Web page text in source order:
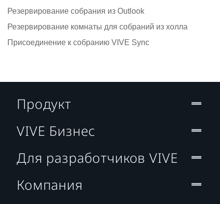
Резервирование собрания из Outlook
Резервирование комнаты для собраний из холла
Присоединение к собранию VIVE Sync
Продукт
VIVE Бизнес
Для разработчиков VIVE
Компания